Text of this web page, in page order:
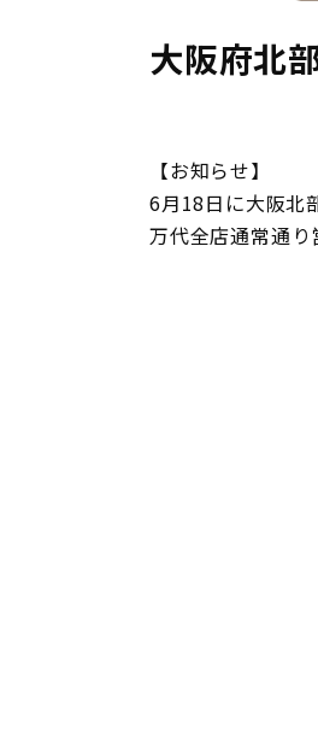
大阪府北
【お知らせ】
6月18日に大阪北
万代全店通常通り